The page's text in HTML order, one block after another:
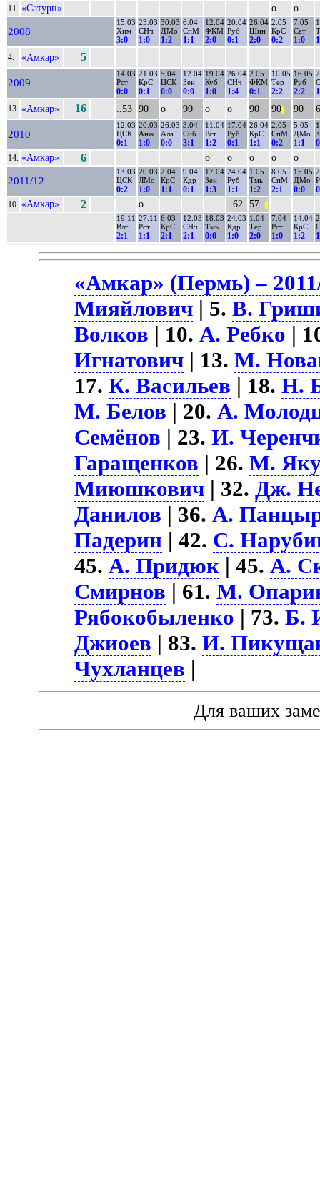
11. «Сатурн» о о
2008
15.03
Хим
3:0
23.03
СНч
1:0
30.03
ДМо
1:2
6.04
СпМ
1:1
12.04
ФКМ
2:0
20.04
Руб
0:1
26.04
Шин
2:0
2.05
КрС
0:2
7.05
Сат
1:0
4. «Амкар» 5
2009
14.03
Рст
0:0
21.03
КрС
0:1
5.04
ЦСК
0:0
12.04
Зен
0:0
19.04
Куб
1:0
26.04
СНч
1:4
2.05
ФКМ
0:1
10.05
Тер
2:2
16.05
Руб
2:2
13. «Амкар» 16 ..53 90 о 90 о о 90 90 90
2010
12.03
ЦСК
0:1
20.03
Анж
1:0
26.03
Ала
0:0
3.04
Сиб
3:1
11.04
Рст
1:2
17.04
Руб
0:1
26.04
КрС
1:1
2.05
СпМ
0:2
5.05
ДМо
1:1
14. «Амкар» 6 о о о о о
2011/12
13.03
ЦСК
0:2
20.03
ЛМо
1:0
2.04
КрС
1:1
9.04
Кдр
0:1
17.04
Зен
1:3
24.04
Руб
1:1
1.05
Тмь
1:2
8.05
СпМ
2:1
15.05
ДМо
0:0
10. «Амкар» 2 о ..62 57..
19.11
Влг
2:1
27.11
Рст
1:1
6.03
КрС
2:1
12.03
СНч
2:1
18.03
Тмь
0:0
24.03
Кдр
1:0
1.04
Тер
2:0
7.04
Рст
1:0
14.04
КрС
1:2
«Амкар» (Пермь) –
Мияйлович | 5.В.
Волков | 10.А. Ребко |
Игнатович | 13.М.
17.К. Васильев | 18.Н.
М. Белов | 20.А.
Семёнов | 23.И.
Гаращенков | 26.М.
Миюшкович | 32.Дж.
Данилов | 36.А.
Падерин | 42. С.
45.А. Придюк | 45.А.
Смирнов | 61.М.
Рябокобыленко | 73.Б.
Джиоев | 83.И.
Чухланцев |
Для ваших